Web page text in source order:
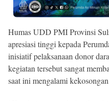
Humas UDD PMI Provinsi
apresiasi tinggi kepada
inisiatif pelaksanaan donor
kegiatan tersebut sangat
saat ini mengalami